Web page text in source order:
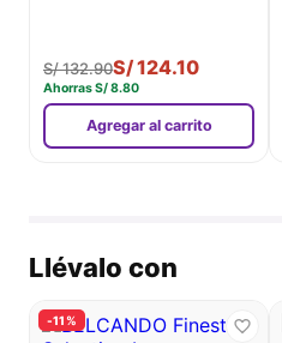
S/132.90S/124.10
AhorrasS/8.80
Agregar al carrito
Llévalo con
-11%